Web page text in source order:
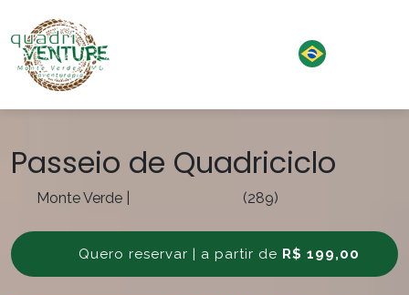
Passeio de Quadriciclo
Monte Verde (289)
Quero reservar | a partir de R$ 199,00